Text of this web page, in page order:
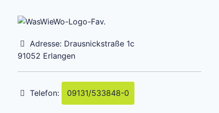
Adresse: Drausnickstraße 1c
91052 Erlangen
Telefon: 09131/533848-0